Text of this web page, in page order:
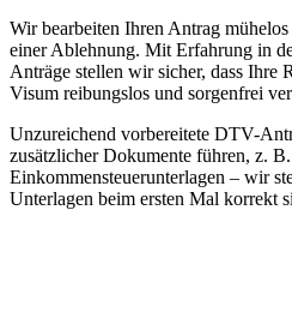
Wir bearbeiten Ihren Antrag
einer Ablehnung. Mit Erfahrung in
Anträge stellen wir sicher, dass Ihre
Visum reibungslos und sorgenfrei
Unzureichend vorbereitete DTV-
zusätzlicher Dokumente führen, z.
Einkommensteuerunterlagen – wir
Unterlagen beim ersten Mal korrekt